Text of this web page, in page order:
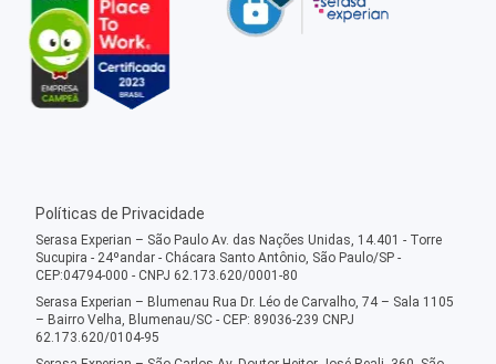
Políticas de Privacidade
Serasa Experian – São Paulo Av. das Nações Unidas, 14.401 - Torre
Sucupira - 24ºandar - Chácara Santo Antônio, São Paulo/SP -
CEP:04794-000 - CNPJ 62.173.620/0001-80
Serasa Experian – Blumenau Rua Dr. Léo de Carvalho, 74 – Sala 1105
– Bairro Velha, Blumenau/SC - CEP: 89036-239 CNPJ
62.173.620/0104-95